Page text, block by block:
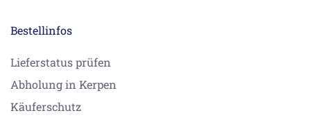
Bestellinfos
Lieferstatus prüfen
Abholung in Kerpen
Käuferschutz